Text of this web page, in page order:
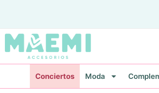
contenido
Conciertos Moda